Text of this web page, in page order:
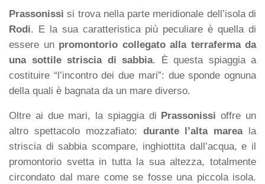
Prassonissi si trova nella parte meridionale dell’isola di
Rodi. E la sua caratteristica più peculiare è quella di
essere un promontorio collegato alla terraferma da
una sottile striscia di sabbia. È questa spiaggia a
costituire “l’incontro dei due mari”: due sponde ognuna
della quali è bagnata da un mare diverso.
Oltre ai due mari, la spiaggia di Prassonissi offre un
altro spettacolo mozzafiato: durante l’alta mareala
striscia di sabbia scompare, inghiottita dall’acqua, e il
promontorio svetta in tutta la sua altezza, totalmente
circondato dal mare come se fosse una piccola isola.